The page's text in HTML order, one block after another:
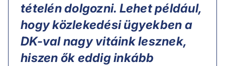
tételén dolgozni. Lehet például,
hogy közlekedési ügyekben a
DK-val nagy vitáink lesznek,
hiszen ők eddig inkább